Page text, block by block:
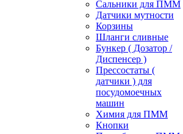
Сальники для ПММ
Датчики мутности
Корзины
Шланги сливные
Бункер ( Дозатор /
Диспенсер )
Прессостаты (
датчики ) для
посудомоечных
машин
Химия для ПММ
Кнопки